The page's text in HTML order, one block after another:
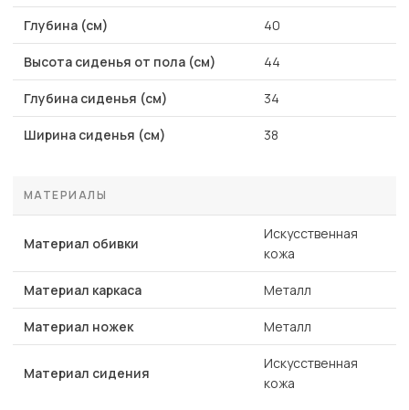
Глубина (см) 40
Высота сиденья от пола (см) 44
Глубина сиденья (см) 34
Ширина сиденья (см) 38
МАТЕРИАЛЫ
Материал обивки
Искусственная
кожа
Материал каркаса Металл
Материал ножек Металл
Материал сидения
Искусственная
кожа